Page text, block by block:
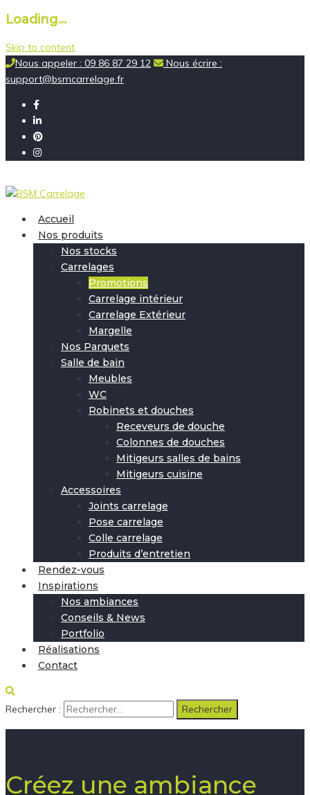
Loading...
Skip to content
Nous appeler : 09 86 87 29 12
Nous écrire :
support@bsmcarrelage.fr
Accueil
Nos produits
Nos stocks
Carrelages
Promotions
Carrelage intérieur
Carrelage Extérieur
Margelle
Nos Parquets
Salle de bain
Meubles
WC
Robinets et douches
Receveurs de douche
Colonnes de douches
Mitigeurs salles de bains
Mitigeurs cuisine
Accessoires
Joints carrelage
Pose carrelage
Colle carrelage
Produits d’entretien
Rendez-vous
Inspirations
Nos ambiances
Conseils & News
Portfolio
Réalisations
Contact
Rechercher :
Créez une ambiance